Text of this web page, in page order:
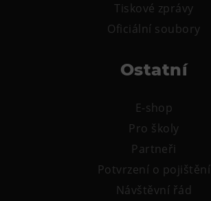
Kroužky pro děti
Tiskové zprávy
Oficiální soubory
Ostatní
E-shop
Pro školy
Partneři
Potvrzení o pojištění
Návštěvní řád